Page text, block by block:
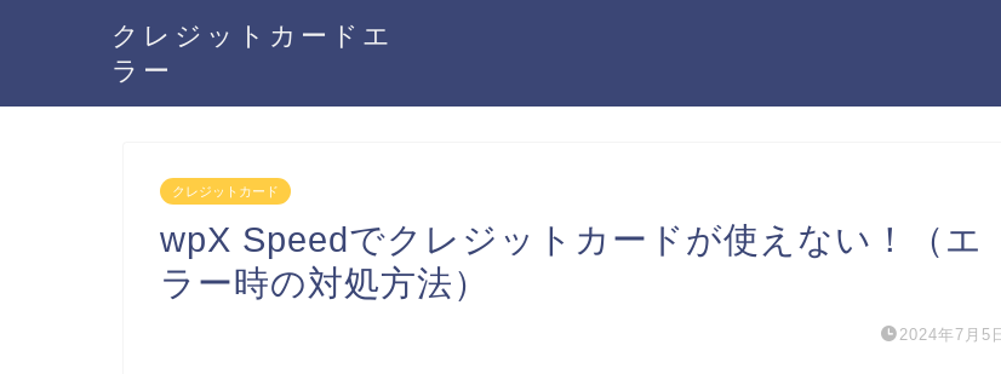
クレジットカードエ
ラー
クレジットカード
wpX Speedでクレジットカードが使えない！（エ
ラー時の対処方法）
2024年7月5